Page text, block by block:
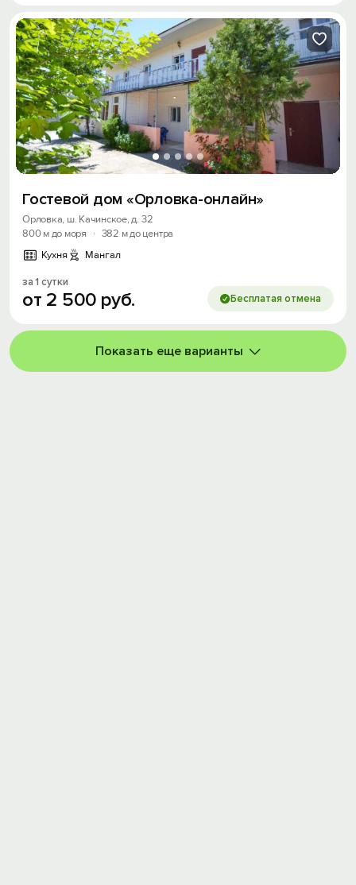
Гостевой дом «Орловка-онлайн»
Орловка, ш. Качинское, д. 32
800 м до моря
· 382 м до центра
Кухня
Мангал
за 1 сутки
от 2 500 руб. Бесплатая отмена
Показать еще варианты